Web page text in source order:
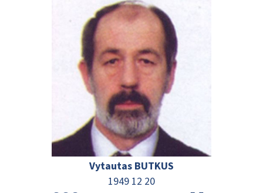
Vytautas BUTKUS
1949 12 20